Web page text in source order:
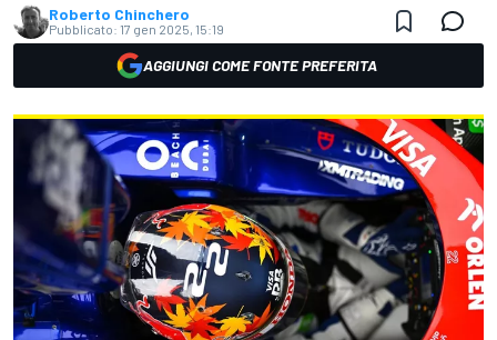
Roberto Chinchero
Pubblicato: 17 gen 2025, 15:19
AGGIUNGI COME FONTE PREFERITA